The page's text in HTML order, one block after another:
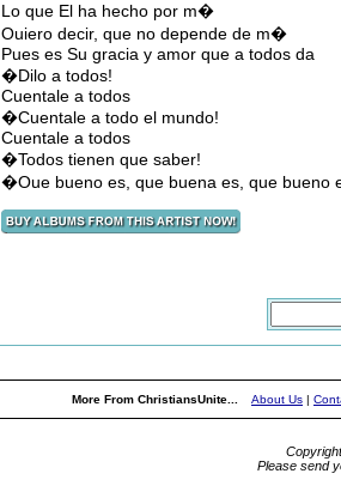
Lo que El ha hecho por m�
Ouiero decir, que no depende de m�
Pues es Su gracia y amor que a todos da
�Dilo a todos!
Cuentale a todos
�Cuentale a todo el mundo!
Cuentale a todos
�Todos tienen que saber!
�Oue bueno es, que buena es, que bueno
More From ChristiansUnite... About Us |
Please send